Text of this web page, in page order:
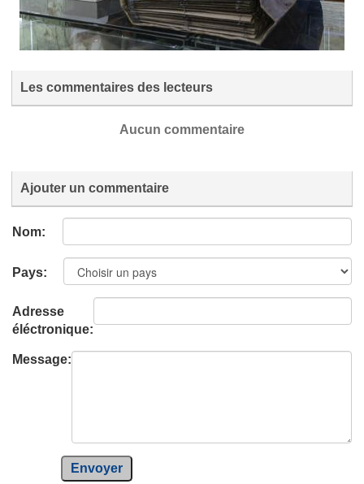
Les commentaires des lecteurs
Aucun commentaire
Ajouter un commentaire
Nom:
Pays:
Adresse
éléctronique:
Message:
Envoyer